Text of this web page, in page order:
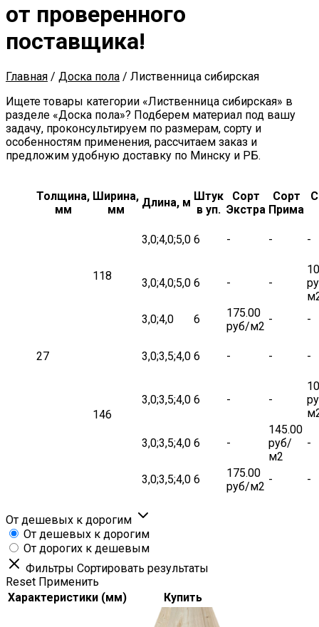
от проверенного
поставщика!
Главная / Доска пола / Лиственница сибирская
Ищете товары категории «Лиственница сибирская» в
разделе «Доска пола»? Подберем материал под вашу
задачу, проконсультируем по размерам, сорту и
особенностям применения, рассчитаем заказ и
предложим удобную доставку по Минску и РБ.
Толщина,
мм
Ширина,
мм
Длина, м Штук
в уп.
Сорт
Экстра
Сорт
Прима
27
118
3,0;4,0;5,0 6 - - -
3,0;4,0;5,0 6 - -
3,0;4,0
6
175.00
руб/м2
- -
146
3,0;3,5;4,0 6 - - -
3,0;3,5;4,0 6 - -
3,0;3,5;4,0 6 -
145.00
руб/
м2
-
3,0;3,5;4,0 6
175.00
руб/м2
- -
От дешевых к дорогим
От дешевых к дорогим
От дорогих к дешевым
Фильтры Сортировать результаты
Reset Применить
Характеристики (мм)
Купить